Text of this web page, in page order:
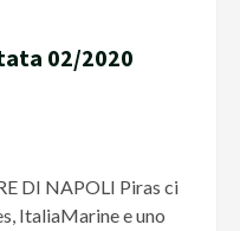
02/2020
DI NAPOLI Piras ci
ItaliaMarine e uno